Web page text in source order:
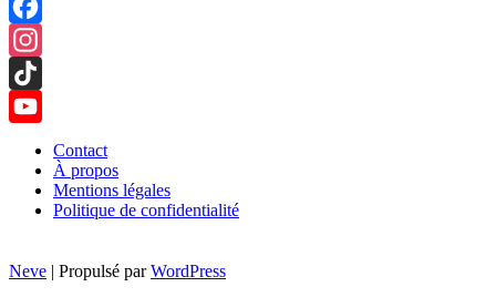
Facebook
Instagram
TikTok
Channel
Contact
À propos
Mentions légales
Politique de confidentialité
Neve | Propulsé parWordPress